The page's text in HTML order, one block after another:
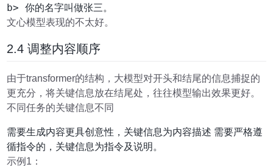
文心模型表现的不太好。
2.4 调整内容顺序
由于transformer的结构，大模型对开头和结尾的信息捕捉的
更充分，将关键信息放在结尾处，往往模型输出效果更好。
不同任务的关键信息不同
需要生成内容更具创意性，关键信息为内容描述 需要严格遵
循指令的，关键信息为指令及说明。
示例1：